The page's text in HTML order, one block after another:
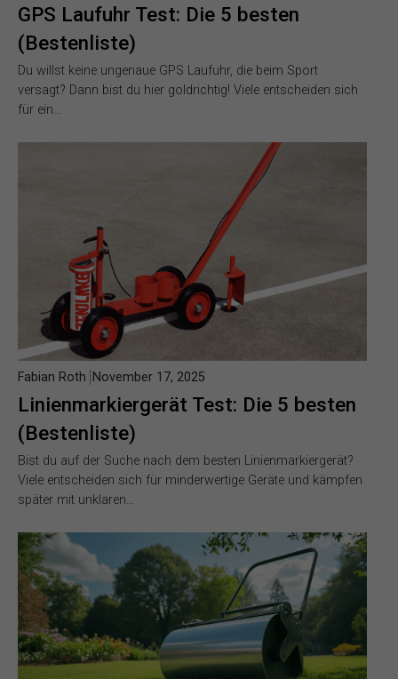
GPS Laufuhr Test: Die 5 besten
(Bestenliste)
Du willst keine ungenaue GPS Laufuhr, die beim Sport
versagt? Dann bist du hier goldrichtig! Viele entscheiden sich
für ein…
Linienmarkiergerät Test: Die 5 besten
(Bestenliste)
Fabian Roth November 17, 2025
Bist du auf der Suche nach dem besten Linienmarkiergerät?
Viele entscheiden sich für minderwertige Geräte und kämpfen
später mit unklaren…